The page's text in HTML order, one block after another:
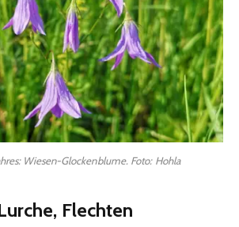
Wiesen-Glockenblume. Foto: Hohla
Flechten